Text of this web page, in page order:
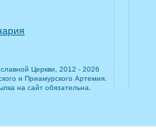
Церкви, 2012 - 2026
и Приамурского Артемия.
на сайт обязательна.